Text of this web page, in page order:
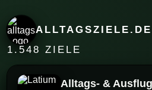
ALLTAGSZIELE.DE
1.548 ZIELE
Alltags- &